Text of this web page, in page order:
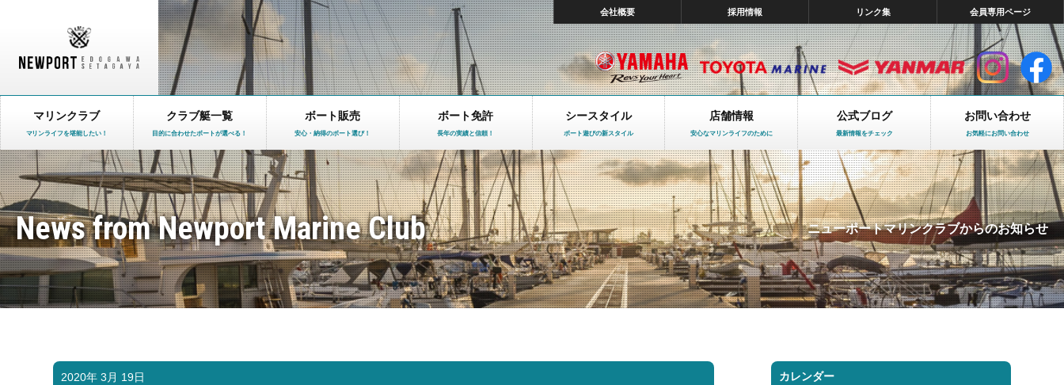
会社概要 採用情報 リンク集 会員専用ページ
マリンクラブ
マリンライフを堪能したい！
クラブ艇一覧
目的に合わせたボートが選べる！
ボート販売
安心・納得のボート選び！
ボート免許
長年の実績と信頼！
シースタイル
ボート遊びの新スタイル
店舗情報
安心なマリンライフのために
公式ブログ
最新情報をチェック
お問い合わせ
お気軽にお問い合わせ
News from Newport Marine Club ニューポートマリンクラブからのお知らせ
2020年 3月 19日 カレンダー